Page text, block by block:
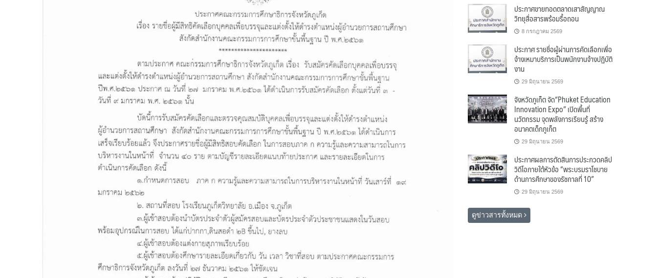
ประกาศขายทอดตลาดเสาสัญญาณ
วิทยุสื่อสารพร้อมรื้อถอน
8 กรกฎาคม 2569
ประกาศ รายชื่อผู้ผ่านการคัดเลือกเพื่อ
จ้างเหมาบริการเป็นพนักงานจ้างปฏิบัติ
งาน
29 มิถุนายน 2569
จังหวัดภูเก็ต จัด“Phuket Education
Innovation Expo” เปิดพื้นที่
นวัตกรรม จุดพลังการเรียนรู้ สร้าง
อนาคตเด็กภูเก็ต
29 มิถุนายน 2569
ประกาศผลการตัดสินการประกวดคลิป
วิดีโอภายใต้หัวข้อ “พระบรมราโชบาย
ด้านการศึกษาของรัชกาลที่ 10”
29 มิถุนายน 2569
ดูข่าวสารทั้งหมด